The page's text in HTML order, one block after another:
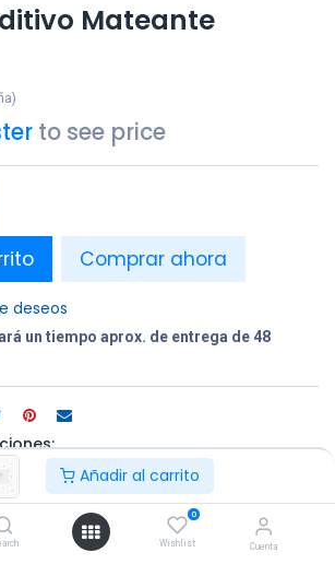
Añadir al carrito
0
Wishlist Cuenta
Mateante
to see price
Comprar ahora
deseos
un tiempo aprox. de entrega de 48
Devolución en
un plazo de 30
Entrega
gratuita en